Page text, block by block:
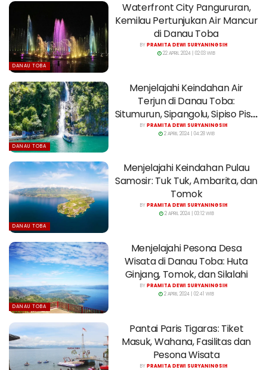
DANAU TOBA
Waterfront City Pangururan,
Kemilau Pertunjukan Air Mancur
di Danau Toba
BYPRAMITA DEWI SURYANINGSIH
22 APRIL 2024 | 02:03 WIB
DANAU TOBA
Menjelajahi Keindahan Air
Terjun di Danau Toba:
Situmurun, Sipangolu, Sipiso Piso,
dan Janji
BYPRAMITA DEWI SURYANINGSIH
2 APRIL 2024 | 04:28 WIB
DANAU TOBA
Menjelajahi Keindahan Pulau
Samosir: Tuk Tuk, Ambarita, dan
Tomok
BYPRAMITA DEWI SURYANINGSIH
2 APRIL 2024 | 03:12 WIB
DANAU TOBA
Menjelajahi Pesona Desa
Wisata di Danau Toba: Huta
Ginjang, Tomok, dan Silalahi
BYPRAMITA DEWI SURYANINGSIH
2 APRIL 2024 | 02:41 WIB
Pantai Paris Tigaras: Tiket
Masuk, Wahana, Fasilitas dan
Pesona Wisata
BYPRAMITA DEWI SURYANINGSIH